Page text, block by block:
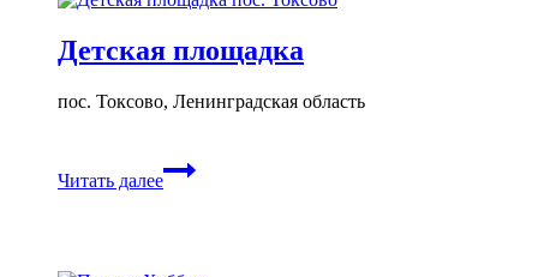
Детская площадка
пос. Токсово, Ленинградская область
Читать далее
Детская
площадка